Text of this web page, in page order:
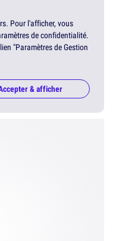
Pour l'afficher, vous
de confidentialité.
"Paramètres de Gestion
& afficher